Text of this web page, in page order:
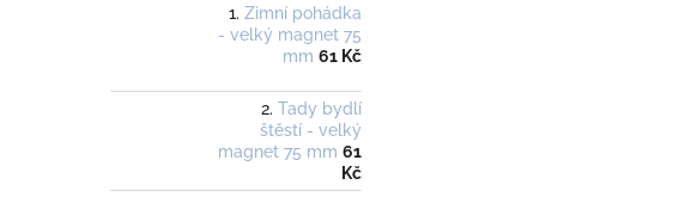
Zimní pohádka
- velký magnet 75
mm 61 Kč
Tady bydlí
štěstí - velký
magnet 75 mm 61
Kč